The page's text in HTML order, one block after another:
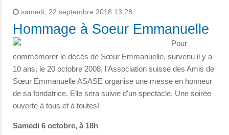
samedi, 22 septembre 2018 13:28
Hommage à Soeur Emmanuelle
Pour
commémorer le décès de Sœur Emmanuelle, survenu il y a
10 ans, le 20 octobre 2008, l'Association suisse des Amis de
Sœur Emmanuelle ASASE organise une messe en honneur
de sa fondatrice. Elle sera suivie d'un spectacle. Une soirée
ouverte à tous et à toutes!
Samedi 6 octobre, à 18h